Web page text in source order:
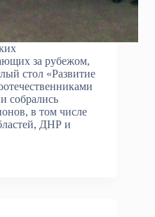
за рубежом,
стол «Развитие
собрались
в том числе
ДНР и